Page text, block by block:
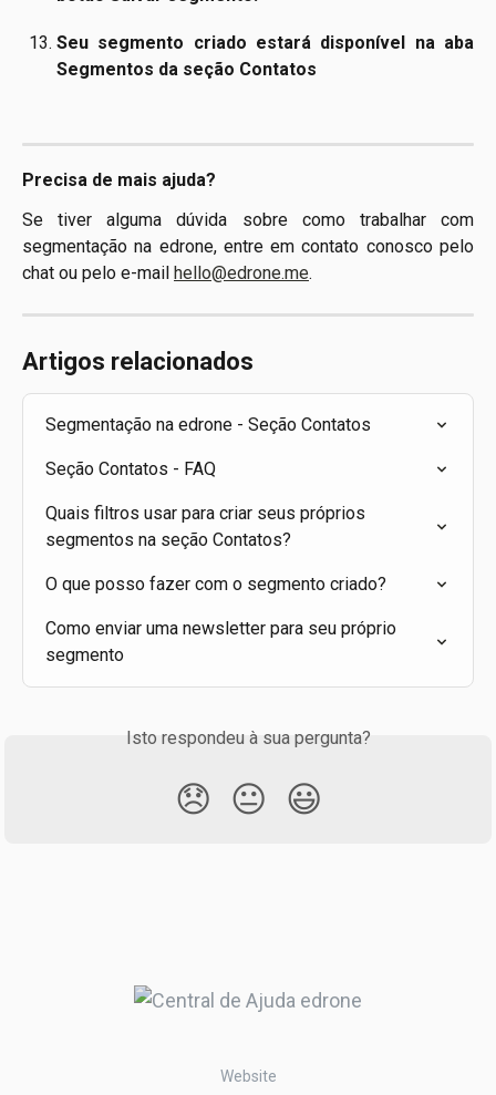
Seu segmento criado estará disponível na aba
Segmentos da seção Contatos
Precisa de mais ajuda?
Se tiver alguma dúvida sobre como trabalhar com
segmentação na edrone, entre em contato conosco pelo
chat ou pelo e-mail hello@edrone.me.
Artigos relacionados
Segmentação na edrone - Seção Contatos
Seção Contatos - FAQ
Quais filtros usar para criar seus próprios
segmentos na seção Contatos?
O que posso fazer com o segmento criado?
Como enviar uma newsletter para seu próprio
segmento
Isto respondeu à sua pergunta?
😞 😐 😃
Website